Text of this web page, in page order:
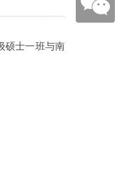
硕士一班与南